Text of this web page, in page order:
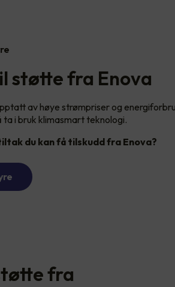
støtte fra Enova
av høye strømpriser og
i bruk klimasmart teknologi.
du kan få tilskudd fra Enova?
fra